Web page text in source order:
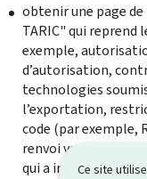
Ce site
obtenir une page
TARIC" qui reprend
exemple,
d’autorisation,
technologies
l’exportation,
code (par exemple,
renvoi vers le texte
qui a instauré la